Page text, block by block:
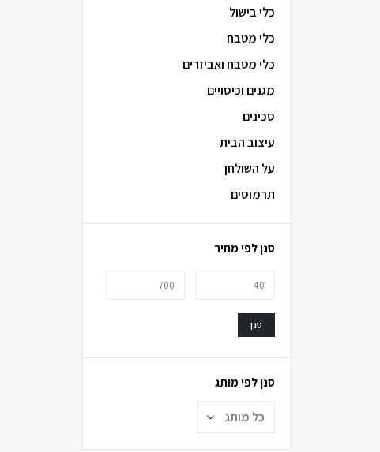
כלי בישול
כלי מטבח
כלי מטבח ואביזרים
מגנים וכיסויים
סכינים
עיצוב הבית
על השולחן
תרמוסים
סנן לפי מחיר
סנן
סנן לפי מותג